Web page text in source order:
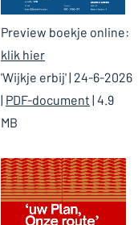
Preview boekje online:
klik hier
'Wijkje erbij' | 24-6-2026
| PDF-document | 4.9
MB